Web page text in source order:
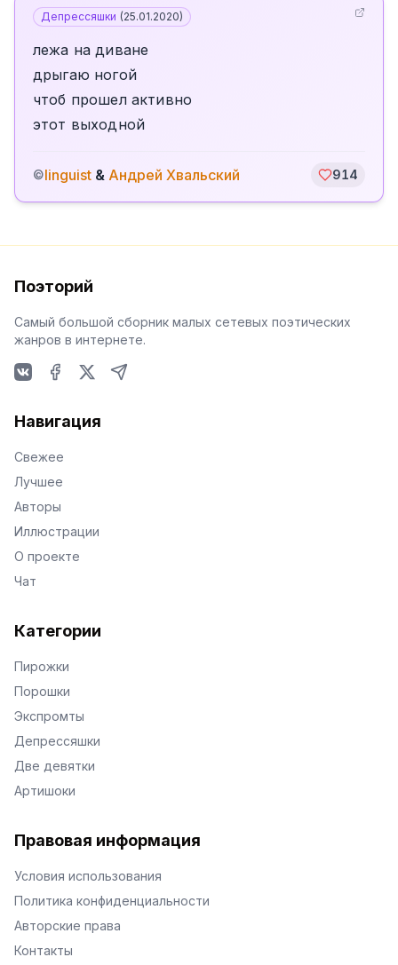
Депрессяшки (25.01.2020)
лежа на диване
дрыгаю ногой
чтоб прошел активно
этот выходной
©linguist & Андрей Хвальский 914
Поэторий
Самый большой сборник малых сетевых поэтических
жанров в интернете.
Навигация
Свежее
Лучшее
Авторы
Иллюстрации
О проекте
Чат
Категории
Пирожки
Порошки
Экспромты
Депрессяшки
Две девятки
Артишоки
Правовая информация
Условия использования
Политика конфиденциальности
Авторские права
Контакты